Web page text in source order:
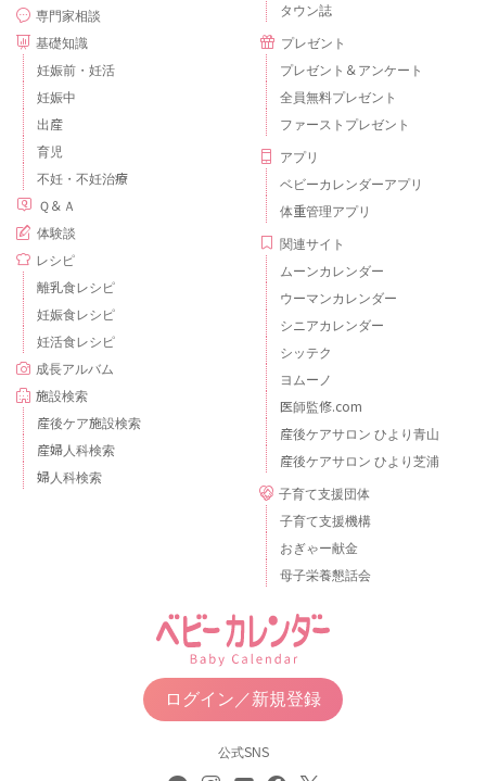
専門家相談
基礎知識
妊娠前・妊活
妊娠中
出産
育児
不妊・不妊治療
Ｑ＆Ａ
体験談
レシピ
離乳食レシピ
妊娠食レシピ
妊活食レシピ
成長アルバム
施設検索
産後ケア施設検索
産婦人科検索
婦人科検索
タウン誌
プレゼント
プレゼント＆アンケート
全員無料プレゼント
ファーストプレゼント
アプリ
ベビーカレンダーアプリ
体重管理アプリ
関連サイト
ムーンカレンダー
ウーマンカレンダー
シニアカレンダー
シッテク
ヨムーノ
医師監修.com
産後ケアサロン ひより青山
産後ケアサロン ひより芝浦
子育て支援団体
子育て支援機構
おぎゃー献金
母子栄養懇話会
ログイン／新規登録
公式SNS